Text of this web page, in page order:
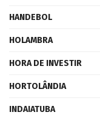
HANDEBOL
HOLAMBRA
HORA DE INVESTIR
HORTOLÂNDIA
INDAIATUBA